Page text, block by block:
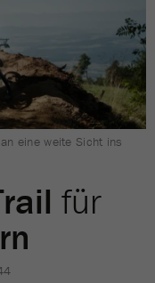
eine weite Sicht ins
für